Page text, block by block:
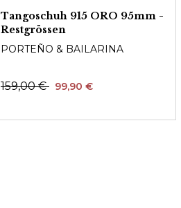
Tangoschuh 915 ORO 95mm -
Restgrössen
PORTEÑO & BAILARINA
159,00 € 99,90 €